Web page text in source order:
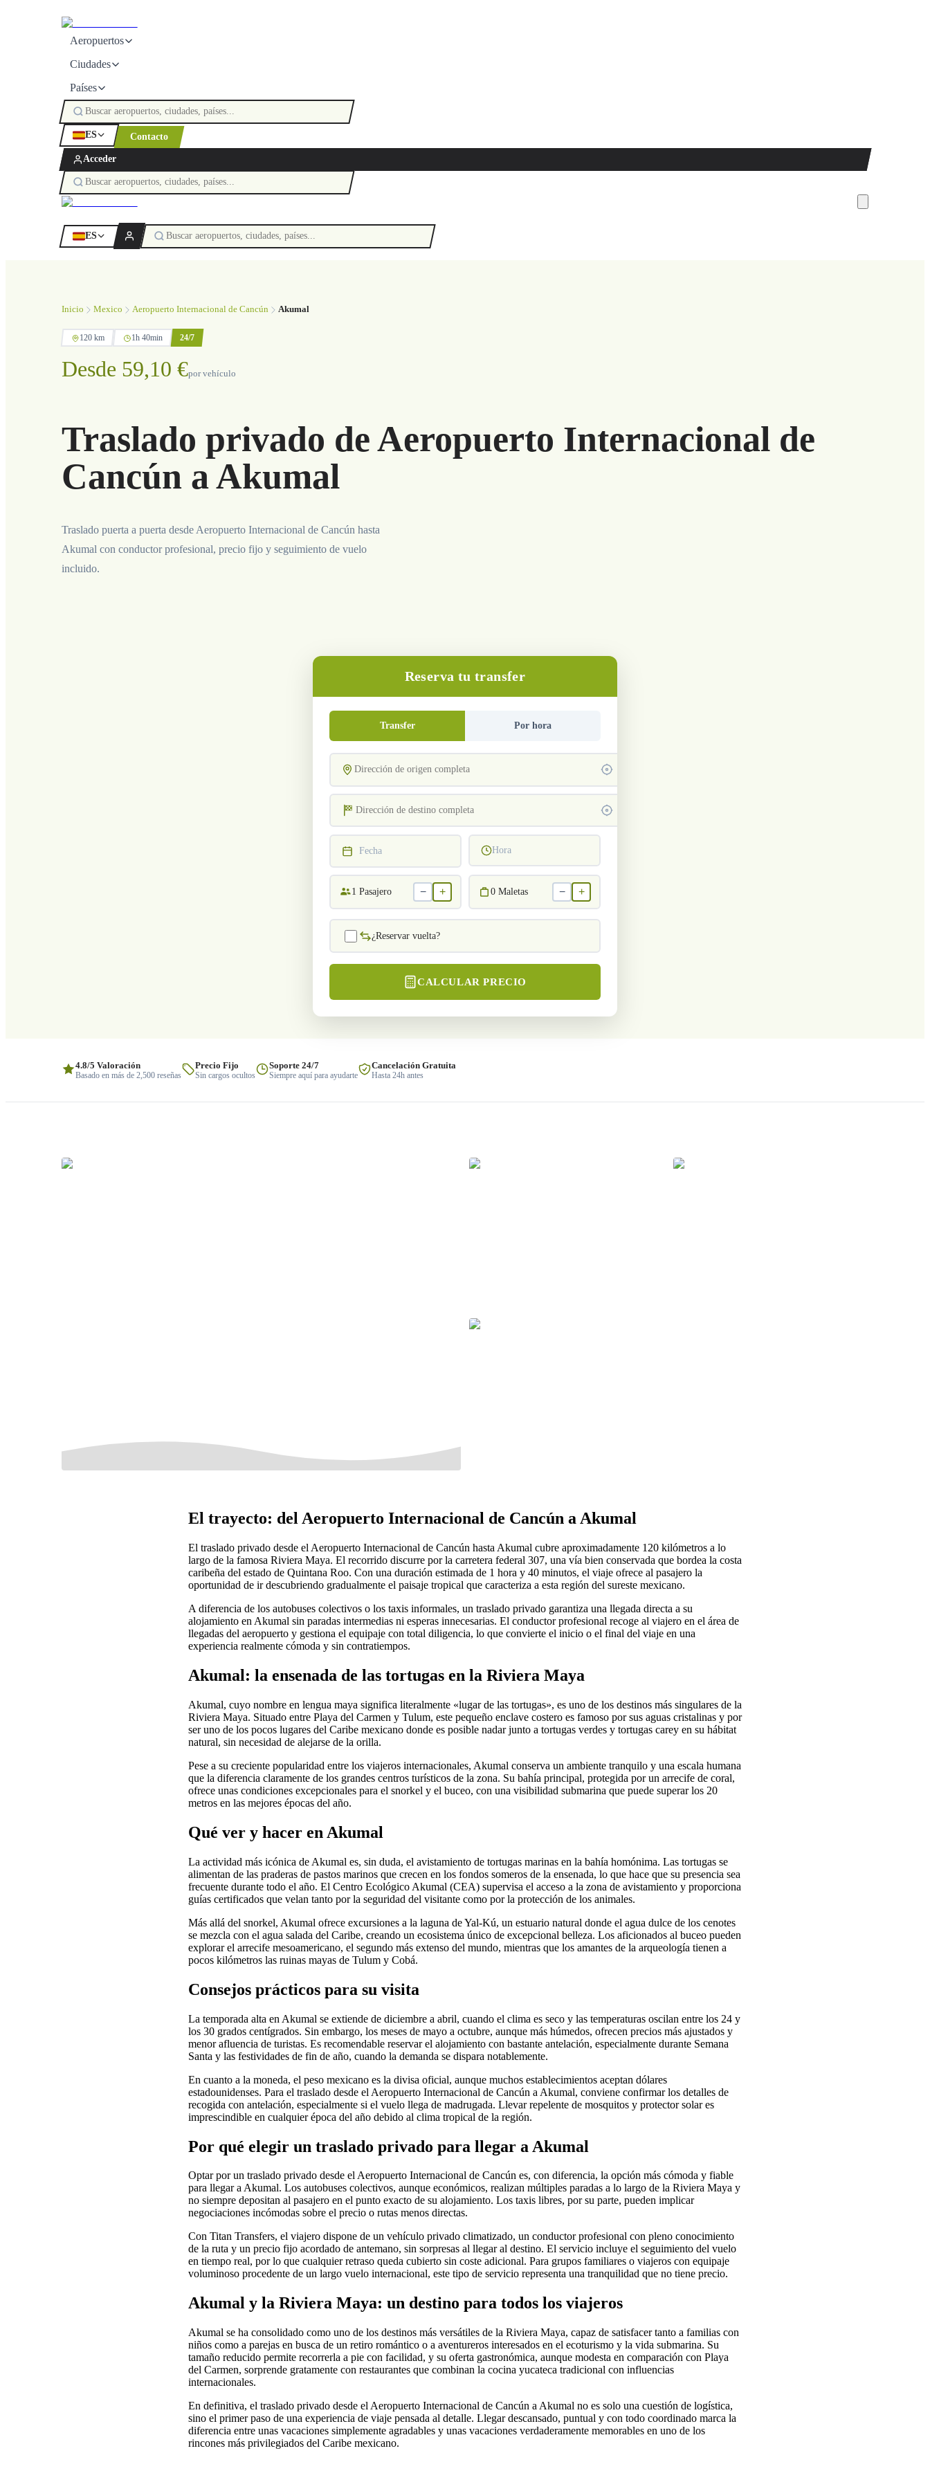
Aeropuertos
Ciudades
Países
ES Contacto
Acceder
ES
Inicio Mexico Aeropuerto Internacional de Cancún Akumal
120 km 1h 40min 24/7
Desde 59,10 €por vehículo
Traslado privado de Aeropuerto Internacional de
Cancún a Akumal
Traslado puerta a puerta desde Aeropuerto Internacional de Cancún hasta
Akumal con conductor profesional, precio fijo y seguimiento de vuelo
incluido.
Reserva tu transfer
Transfer Por hora
Fecha Hora
1 Pasajero − + 0 Maletas − +
¿Reservar vuelta?
CALCULAR PRECIO
4.8/5 Valoración
Basado en más de 2,500 reseñas
Precio Fijo
Sin cargos ocultos
Soporte 24/7
Siempre aquí para ayudarte
Cancelación Gratuita
Hasta 24h antes
El trayecto: del Aeropuerto Internacional de Cancún a Akumal
El traslado privado desde el Aeropuerto Internacional de Cancún hasta Akumal cubre aproximadamente 120 kilómetros a lo
largo de la famosa Riviera Maya. El recorrido discurre por la carretera federal 307, una vía bien conservada que bordea la costa
caribeña del estado de Quintana Roo. Con una duración estimada de 1 hora y 40 minutos, el viaje ofrece al pasajero la
oportunidad de ir descubriendo gradualmente el paisaje tropical que caracteriza a esta región del sureste mexicano.
A diferencia de los autobuses colectivos o los taxis informales, un traslado privado garantiza una llegada directa a su
alojamiento en Akumal sin paradas intermedias ni esperas innecesarias. El conductor profesional recoge al viajero en el área de
llegadas del aeropuerto y gestiona el equipaje con total diligencia, lo que convierte el inicio o el final del viaje en una
experiencia realmente cómoda y sin contratiempos.
Akumal: la ensenada de las tortugas en la Riviera Maya
Akumal, cuyo nombre en lengua maya significa literalmente «lugar de las tortugas», es uno de los destinos más singulares de la
Riviera Maya. Situado entre Playa del Carmen y Tulum, este pequeño enclave costero es famoso por sus aguas cristalinas y por
ser uno de los pocos lugares del Caribe mexicano donde es posible nadar junto a tortugas verdes y tortugas carey en su hábitat
natural, sin necesidad de alejarse de la orilla.
Pese a su creciente popularidad entre los viajeros internacionales, Akumal conserva un ambiente tranquilo y una escala humana
que la diferencia claramente de los grandes centros turísticos de la zona. Su bahía principal, protegida por un arrecife de coral,
ofrece unas condiciones excepcionales para el snorkel y el buceo, con una visibilidad submarina que puede superar los 20
metros en las mejores épocas del año.
Qué ver y hacer en Akumal
La actividad más icónica de Akumal es, sin duda, el avistamiento de tortugas marinas en la bahía homónima. Las tortugas se
alimentan de las praderas de pastos marinos que crecen en los fondos someros de la ensenada, lo que hace que su presencia sea
frecuente durante todo el año. El Centro Ecológico Akumal (CEA) supervisa el acceso a la zona de avistamiento y proporciona
guías certificados que velan tanto por la seguridad del visitante como por la protección de los animales.
Más allá del snorkel, Akumal ofrece excursiones a la laguna de Yal-Kú, un estuario natural donde el agua dulce de los cenotes
se mezcla con el agua salada del Caribe, creando un ecosistema único de excepcional belleza. Los aficionados al buceo pueden
explorar el arrecife mesoamericano, el segundo más extenso del mundo, mientras que los amantes de la arqueología tienen a
pocos kilómetros las ruinas mayas de Tulum y Cobá.
Consejos prácticos para su visita
La temporada alta en Akumal se extiende de diciembre a abril, cuando el clima es seco y las temperaturas oscilan entre los 24 y
los 30 grados centígrados. Sin embargo, los meses de mayo a octubre, aunque más húmedos, ofrecen precios más ajustados y
menor afluencia de turistas. Es recomendable reservar el alojamiento con bastante antelación, especialmente durante Semana
Santa y las festividades de fin de año, cuando la demanda se dispara notablemente.
En cuanto a la moneda, el peso mexicano es la divisa oficial, aunque muchos establecimientos aceptan dólares
estadounidenses. Para el traslado desde el Aeropuerto Internacional de Cancún a Akumal, conviene confirmar los detalles de
recogida con antelación, especialmente si el vuelo llega de madrugada. Llevar repelente de mosquitos y protector solar es
imprescindible en cualquier época del año debido al clima tropical de la región.
Por qué elegir un traslado privado para llegar a Akumal
Optar por un traslado privado desde el Aeropuerto Internacional de Cancún es, con diferencia, la opción más cómoda y fiable
para llegar a Akumal. Los autobuses colectivos, aunque económicos, realizan múltiples paradas a lo largo de la Riviera Maya y
no siempre depositan al pasajero en el punto exacto de su alojamiento. Los taxis libres, por su parte, pueden implicar
negociaciones incómodas sobre el precio o rutas menos directas.
Con Titan Transfers, el viajero dispone de un vehículo privado climatizado, un conductor profesional con pleno conocimiento
de la ruta y un precio fijo acordado de antemano, sin sorpresas al llegar al destino. El servicio incluye el seguimiento del vuelo
en tiempo real, por lo que cualquier retraso queda cubierto sin coste adicional. Para grupos familiares o viajeros con equipaje
voluminoso procedente de un largo vuelo internacional, este tipo de servicio representa una tranquilidad que no tiene precio.
Akumal y la Riviera Maya: un destino para todos los viajeros
Akumal se ha consolidado como uno de los destinos más versátiles de la Riviera Maya, capaz de satisfacer tanto a familias con
niños como a parejas en busca de un retiro romántico o a aventureros interesados en el ecoturismo y la vida submarina. Su
tamaño reducido permite recorrerla a pie con facilidad, y su oferta gastronómica, aunque modesta en comparación con Playa
del Carmen, sorprende gratamente con restaurantes que combinan la cocina yucateca tradicional con influencias
internacionales.
En definitiva, el traslado privado desde el Aeropuerto Internacional de Cancún a Akumal no es solo una cuestión de logística,
sino el primer paso de una experiencia de viaje pensada al detalle. Llegar descansado, puntual y con todo coordinado marca la
diferencia entre unas vacaciones simplemente agradables y unas vacaciones verdaderamente memorables en uno de los
rincones más privilegiados del Caribe mexicano.